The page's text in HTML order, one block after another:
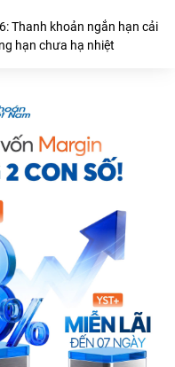
Thanh khoản ngắn hạn cải
hạn chưa hạ nhiệt